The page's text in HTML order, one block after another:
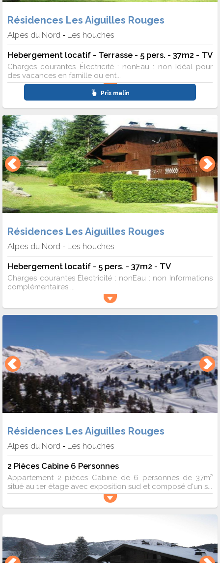
Résidences Les Aiguilles Rouges
Alpes du Nord - Les houches
Hebergement locatif - Terrasse - 5 pers. - 37m2 - TV
Charges courantes Électricité : nonEau : non Idéal pour
des vacances en famille ou ent...
Prix malin
Résidences Les Aiguilles Rouges
Alpes du Nord - Les houches
Hebergement locatif - 5 pers. - 37m2 - TV
Charges courantes Électricité : nonEau : non Informations
complémentaires ...
Résidences Les Aiguilles Rouges
Alpes du Nord - Les houches
2 Pièces Cabine 6 Personnes
Appartement 2 pièces Cabine de 6 personnes de 37m²
situé au 1er étage avec exposition sud et composé d'un s...